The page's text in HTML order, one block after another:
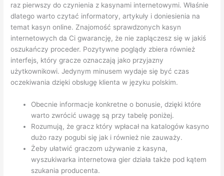
raz pierwszy do czynienia z kasynami internetowymi. Właśnie
dlatego warto czytać informatory, artykuły i doniesienia na
temat kasyn online. Znajomość sprawdzonych kasyn
internetowych da Ci gwarancję, że nie zaplączesz się w jakiś
oszukańczy proceder. Pozytywne poglądy zbiera również
interfejs, który gracze oznaczają jako przyjazny
użytkownikowi. Jedynym minusem wydaje się być czas
oczekiwania dzięki obsługę klienta w języku polskim.
Obecnie informacje konkretne o bonusie, dzięki które
warto zwrócić uwagę są przy tabelę poniżej.
Rozumują, że gracz który wpłacał na katalogów kasyno
dużo razy pogubi się jak i również nie zauważy.
Żeby ułatwić graczom używanie z kasyna,
wyszukiwarka internetowa gier działa także pod kątem
szukania producenta.